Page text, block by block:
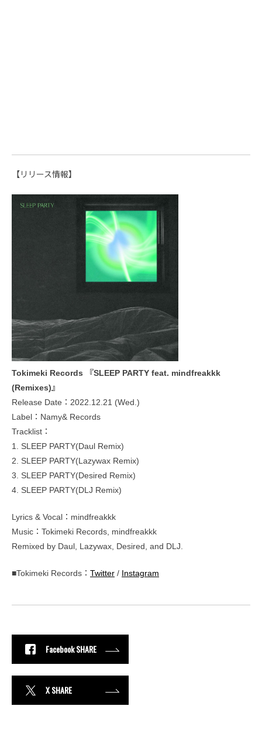
【リリース情報】
Tokimeki Records 『SLEEP PARTY feat. mindfreakkk
(Remixes)』
Release Date：2022.12.21 (Wed.)
Label：Namy& Records
Tracklist：
1. SLEEP PARTY(Daul Remix)
2. SLEEP PARTY(Lazywax Remix)
3. SLEEP PARTY(Desired Remix)
4. SLEEP PARTY(DLJ Remix)
Lyrics & Vocal：mindfreakkk
Music：Tokimeki Records, mindfreakkk
Remixed by Daul, Lazywax, Desired, and DLJ.
■Tokimeki Records： Twitter / Instagram
Facebook SHARE
X SHARE